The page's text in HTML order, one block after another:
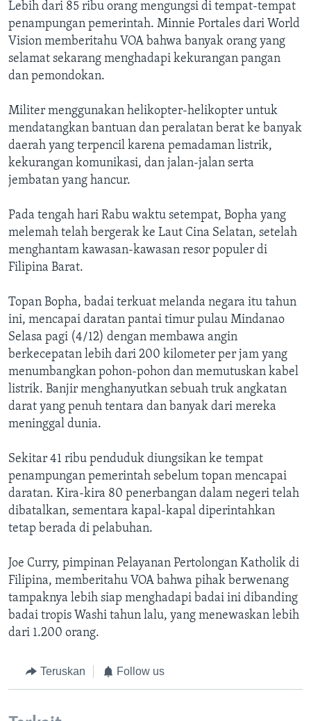
Lebih dari 85 ribu orang mengungsi di tempat-tempat
penampungan pemerintah. Minnie Portales dari World
Vision memberitahu VOA bahwa banyak orang yang
selamat sekarang menghadapi kekurangan pangan
dan pemondokan.
Militer menggunakan helikopter-helikopter untuk
mendatangkan bantuan dan peralatan berat ke banyak
daerah yang terpencil karena pemadaman listrik,
kekurangan komunikasi, dan jalan-jalan serta
jembatan yang hancur.
Pada tengah hari Rabu waktu setempat, Bopha yang
melemah telah bergerak ke Laut Cina Selatan, setelah
menghantam kawasan-kawasan resor populer di
Filipina Barat.
Topan Bopha, badai terkuat melanda negara itu tahun
ini, mencapai daratan pantai timur pulau Mindanao
Selasa pagi (4/12) dengan membawa angin
berkecepatan lebih dari 200 kilometer per jam yang
menumbangkan pohon-pohon dan memutuskan kabel
listrik. Banjir menghanyutkan sebuah truk angkatan
darat yang penuh tentara dan banyak dari mereka
meninggal dunia.
Sekitar 41 ribu penduduk diungsikan ke tempat
penampungan pemerintah sebelum topan mencapai
daratan. Kira-kira 80 penerbangan dalam negeri telah
dibatalkan, sementara kapal-kapal diperintahkan
tetap berada di pelabuhan.
Joe Curry, pimpinan Pelayanan Pertolongan Katholik di
Filipina, memberitahu VOA bahwa pihak berwenang
tampaknya lebih siap menghadapi badai ini dibanding
badai tropis Washi tahun lalu, yang menewaskan lebih
dari 1.200 orang.
Teruskan Follow us